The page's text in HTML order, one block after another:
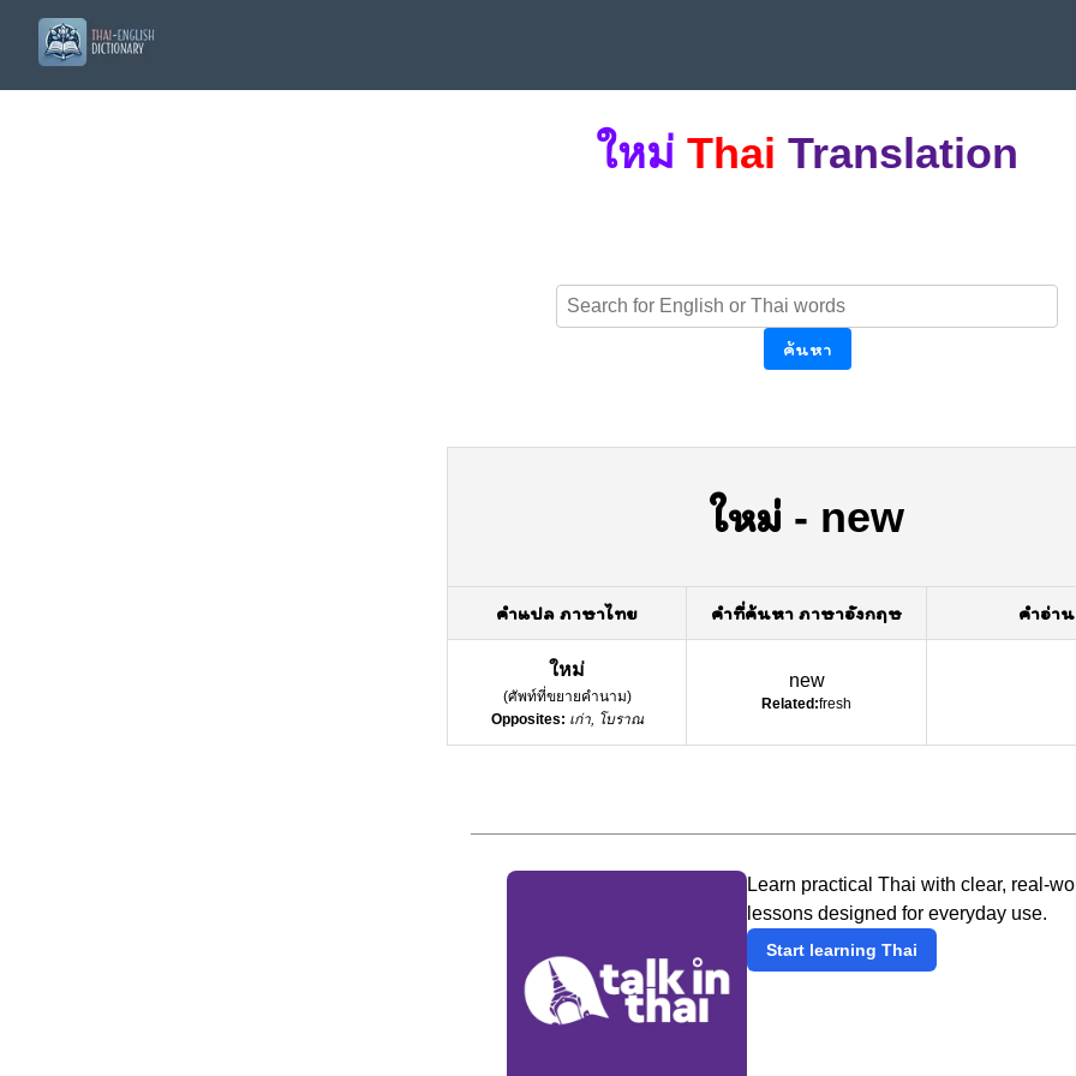
ใหม่ Thai Translation
ค้นหา
ใหม่ - new
คำแปล ภาษาไทย คำที่ค้นหา ภาษาอังกฤษ คำอ่าน
ใหม่
(ศัพท์ที่ขยายคำนาม)
Opposites: เก่า, โบราณ
new
Related:fresh
Learn practical Thai with clear, real-
lessons designed for everyday use.
Start learning Thai